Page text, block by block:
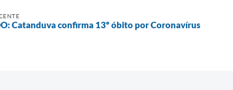
Catanduva confirma 13º óbito por Coronavírus